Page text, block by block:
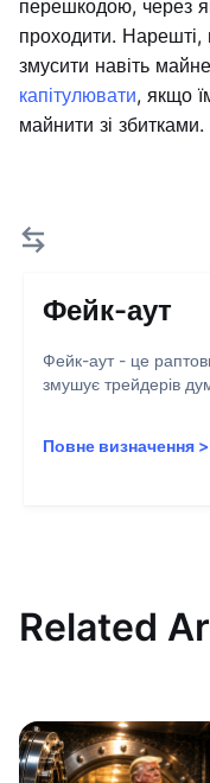
перешкодою, через
проходити. Нарешті,
змусити навіть
капітулювати, якщо
майнити зі збитками.
Фейк-аут
Фейк-аут - це
змушує трейдерів
Повне визначення >
Related